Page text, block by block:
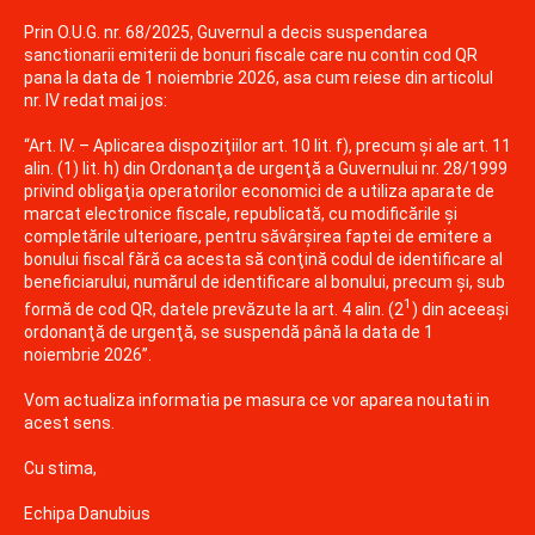
MASINI NUMARAT BANI
CANTARE ELECTRONICE
ACCESORII
ROLE DE HARTIE TERMICA
SOLUTII SOFTWARE
NAVIGARE
Prin O.U.G. nr. 68/2025, Guvernul a decis suspendarea
sanctionarii emiterii de bonuri fiscale care nu contin cod QR
pana la data de 1 noiembrie 2026, asa cum reiese din articolul
nr. IV redat mai jos:
“Art. IV. – Aplicarea dispoziţiilor art. 10 lit. f), precum şi ale art. 11
alin. (1) lit. h) din Ordonanţa de urgenţă a Guvernului nr. 28/1999
privind obligaţia operatorilor economici de a utiliza aparate de
marcat electronice fiscale, republicată, cu modificările şi
completările ulterioare, pentru săvârşirea faptei de emitere a
bonului fiscal fără ca acesta să conţină codul de identificare al
beneficiarului, numărul de identificare al bonului, precum şi, sub
formă de cod QR, datele prevăzute la art. 4 alin. (21 ) din aceeaşi
ordonanţă de urgenţă, se suspendă până la data de 1
noiembrie 2026”.
Vom actualiza informatia pe masura ce vor aparea noutati in
acest sens.
Cu stima,
Echipa Danubius